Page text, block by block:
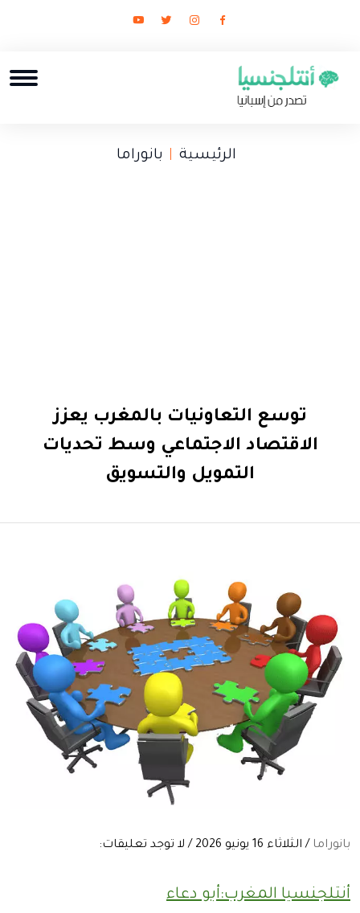
الرئيسية بانوراما
توسع التعاونيات بالمغرب يعزز
الاقتصاد الاجتماعي وسط تحديات
التمويل والتسويق
بانوراما / الثلاثاء 16 يونيو 2026 / لا توجد تعليقات:
أنتلجنسيا المغرب:أبو دعاء